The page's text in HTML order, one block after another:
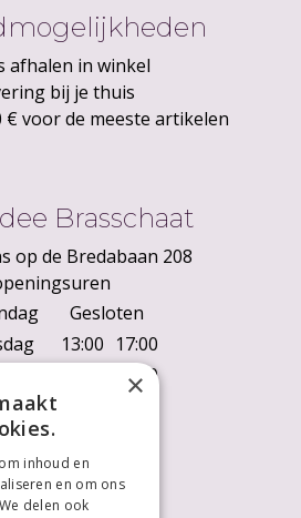
afhalen in winkel
bij je thuis
€ voor de meeste artikelen
Brasschaat
op de Bredabaan 208
Gesloten
13:00 17:00
18:00
10:00
Gesloten
×
inhoud en
en om ons
delen ook